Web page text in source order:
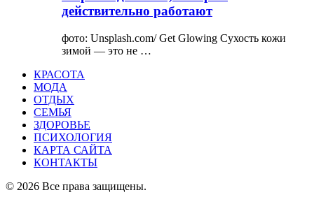
действительно работают
фото: Unsplash.com/ Get Glowing Сухость кожи
зимой — это не …
КРАСОТА
МОДА
ОТДЫХ
СЕМЬЯ
ЗДОРОВЬЕ
ПСИХОЛОГИЯ
КАРТА САЙТА
КОНТАКТЫ
© 2026 Все права защищены.